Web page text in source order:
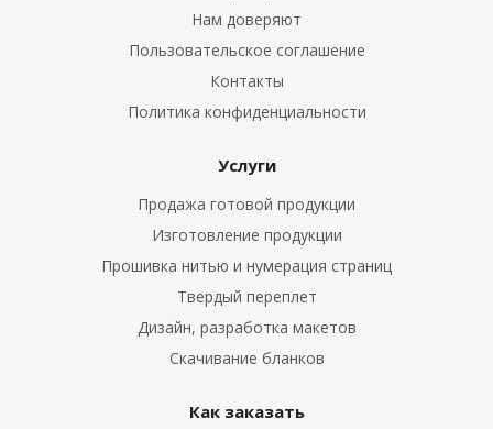
Нам доверяют
Пользовательское соглашение
Контакты
Политика конфиденциальности
Услуги
Продажа готовой продукции
Изготовление продукции
Прошивка нитью и нумерация страниц
Твердый переплет
Дизайн, разработка макетов
Скачивание бланков
Как заказать